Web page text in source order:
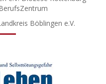
Böblingen e.V.